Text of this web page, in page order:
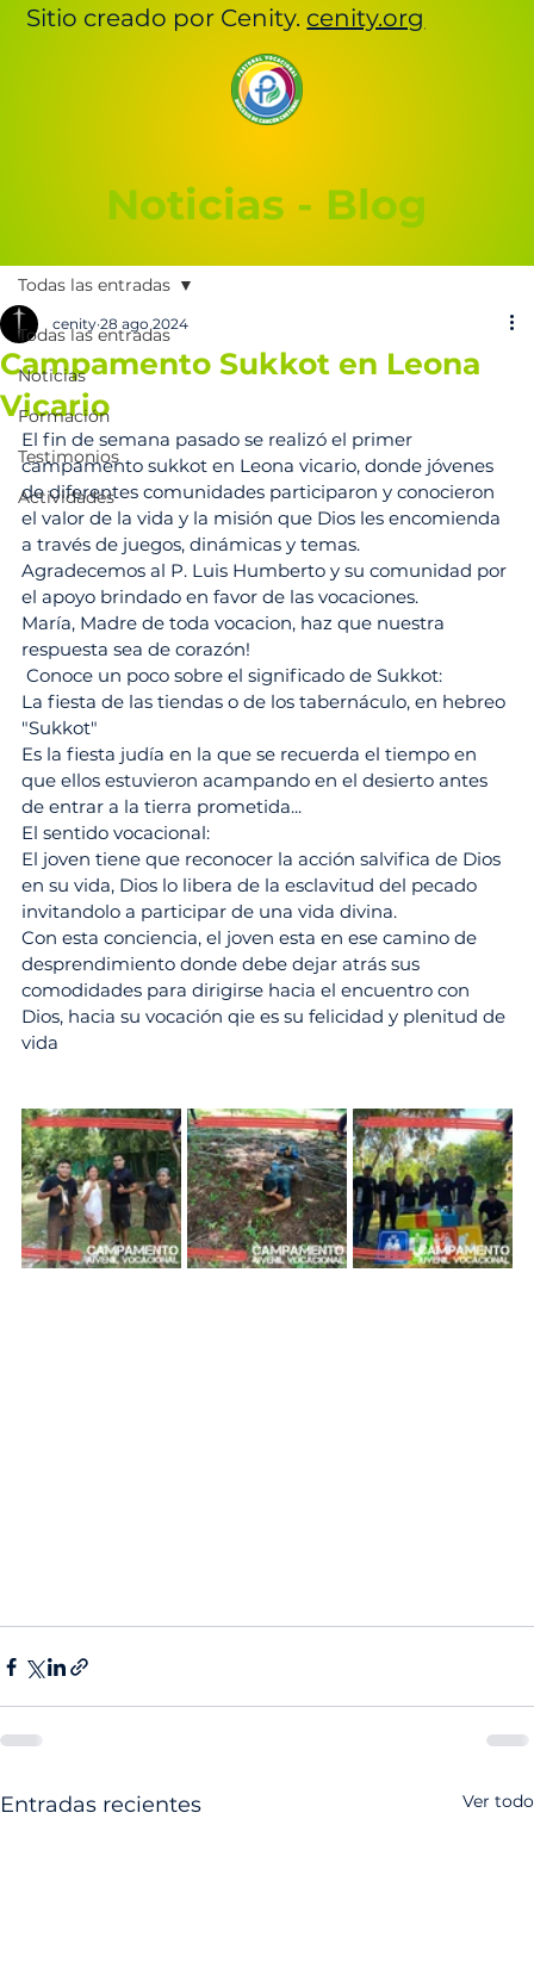
Sitio creado por Cenity. cenity.org
Noticias - Blog
Todas las entradas
Noticias
Formación
Testimonios
Actividades
Todas las entradas
Campamento Sukkot en Leona
Vicario
cenity 28 ago 2024
El fin de semana pasado se realizó el primer
campamento sukkot en Leona vicario, donde jóvenes
de diferentes comunidades participaron y conocieron
el valor de la vida y la misión que Dios les encomienda
a través de juegos, dinámicas y temas.
Agradecemos al P. Luis Humberto y su comunidad por
el apoyo brindado en favor de las vocaciones.
María, Madre de toda vocacion, haz que nuestra
respuesta sea de corazón!
Conoce un poco sobre el significado de Sukkot:
La fiesta de las tiendas o de los tabernáculo, en hebreo
"Sukkot"
Es la fiesta judía en la que se recuerda el tiempo en
que ellos estuvieron acampando en el desierto antes
de entrar a la tierra prometida...
El sentido vocacional:
El joven tiene que reconocer la acción salvifica de Dios
en su vida, Dios lo libera de la esclavitud del pecado
invitandolo a participar de una vida divina.
Con esta conciencia, el joven esta en ese camino de
desprendimiento donde debe dejar atrás sus
comodidades para dirigirse hacia el encuentro con
Dios, hacia su vocación qie es su felicidad y plenitud de
vida
Entradas recientes Ver todo